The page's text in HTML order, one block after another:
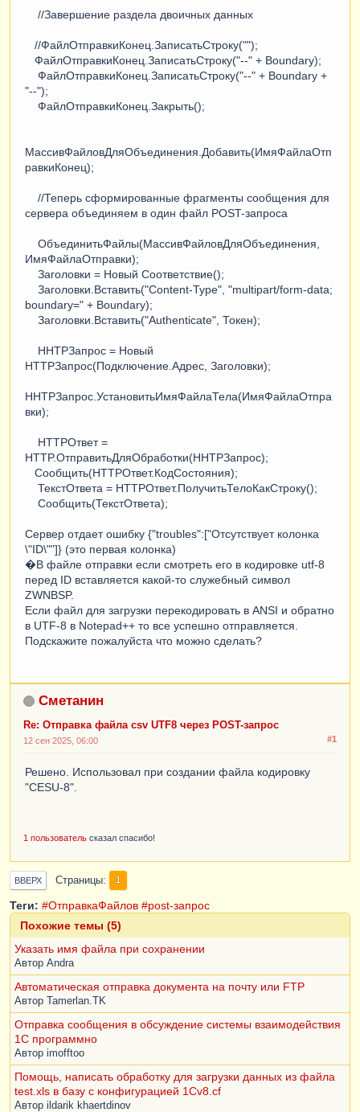
//Завершение раздела двоичных данных
//ФайлОтправкиКонец.ЗаписатьСтроку("");
ФайлОтправкиКонец.ЗаписатьСтроку("--" + Boundary);
ФайлОтправкиКонец.ЗаписатьСтроку("--" + Boundary +
"--");
ФайлОтправкиКонец.Закрыть();
МассивФайловДляОбъединения.Добавить(ИмяФайлаОтп
равкиКонец);
//Теперь сформированные фрагменты сообщения для
сервера объединяем в один файл POST-запроса
ОбъединитьФайлы(МассивФайловДляОбъединения,
ИмяФайлаОтправки);
Заголовки = Новый Соответствие();
Заголовки.Вставить("Content-Type", "multipart/form-data;
boundary=" + Boundary);
Заголовки.Вставить("Authenticate", Токен);
HHTPЗапрос = Новый
HTTPЗапрос(Подключение.Адрес, Заголовки);
HHTPЗапрос.УстановитьИмяФайлаТела(ИмяФайлаОтпра
вки);
HTTPОтвет =
HTTP.ОтправитьДляОбработки(HHTPЗапрос);
Сообщить(HTTPОтвет.КодСостояния);
ТекстОтвета = HTTPОтвет.ПолучитьТелоКакСтроку();
Сообщить(ТекстОтвета);
Сервер отдает ошибку {"troubles":["Отсутствует колонка
\"ID\""]} (это первая колонка)
�В файле отправки если смотреть его в кодировке utf-8
перед ID вставляется какой-то служебный символ
ZWNBSP.
Если файл для загрузки перекодировать в ANSI и обратно
в UTF-8 в Notepad++ то все успешно отправляется.
Подскажите пожалуйста что можно сделать?
Сметанин
Re: Отправка файла csv UTF8 через POST-запрос
#1
12 сен 2025, 06:00
Решено. Использовал при создании файла кодировку
"CESU-8".
1 пользователь сказал спасибо!
ВВЕРХ Страницы 1
Теги: #ОтправкаФайлов #post-запрос
Похожие темы (5)
Указать имя файла при сохранении
Автор Andra
Автоматическая отправка документа на почту или FTP
Автор Tamerlan.TK
Отправка сообщения в обсуждение системы взаимодействия
1С программно
Автор imofftoo
Помощь, написать обработку для загрузки данных из файла
test.xls в базу с конфигурацией 1Cv8.cf
Автор ildarik khaertdinov